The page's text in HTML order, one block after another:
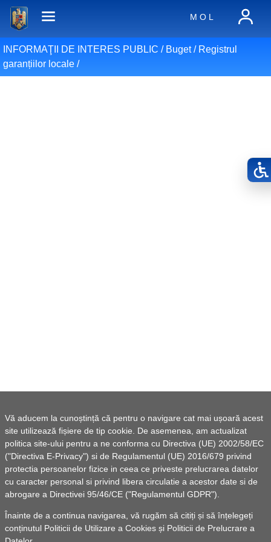
Vă aducem la cunoștință că pentru o navigare cat mai ușoară acest
site utilizează fișiere de tip cookie. De asemenea, am actualizat
politica site-ului pentru a ne conforma cu Directiva (UE) 2002/58/EC
("Directiva E-Privacy") si de Regulamentul (UE) 2016/679 privind
protectia persoanelor fizice in ceea ce priveste prelucrarea datelor
cu caracter personal si privind libera circulatie a acestor date si de
abrogare a Directivei 95/46/CE ("Regulamentul GDPR").
Înainte de a continua navigarea, vă rugăm să citiți și să înțelegeți
conținutul Politicii de Utilizare a Cookies și Politicii de Prelucrare a
M O L
INFORMAŢII DE INTERES PUBLIC / Buget/ Registrul
garanțiilor locale/